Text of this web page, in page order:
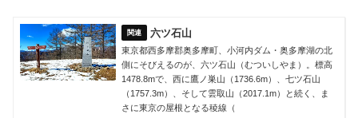
六ツ石山
東京都西多摩郡奥多摩町、小河内ダム・奥多摩湖の北
側にそびえるのが、六ツ石山（むついしやま）。標高
1478.8mで、西に鷹ノ巣山（1736.6m）、七ツ石山
（1757.3m）、そして雲取山（2017.1m）と続く、ま
さに東京の屋根となる稜線（